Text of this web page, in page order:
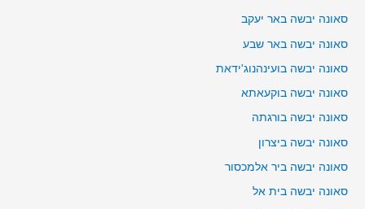
סאונה יבשה באר יעקב
סאונה יבשה באר שבע
סאונה יבשה בועינהנוג'ידאת
סאונה יבשה בוקעאתא
סאונה יבשה בורגתה
סאונה יבשה ביצרון
סאונה יבשה ביר אלמכסור
סאונה יבשה בית אל